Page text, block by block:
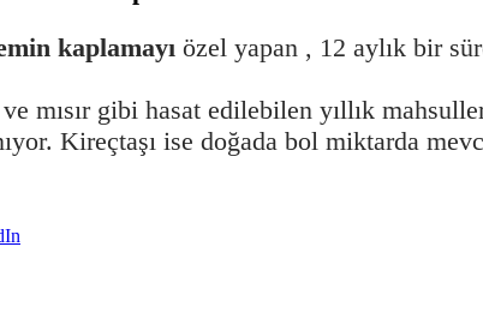
kaplamayı özel yapan , 12 aylık bir
mısır gibi hasat edilebilen yıllık
Kireçtaşı ise doğada bol miktarda